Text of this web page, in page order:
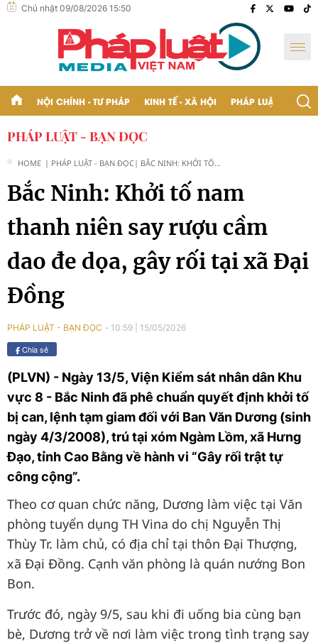
Chủ nhật 09/08/2026 15:50
NỘI CHÍNH - TƯ PHÁP KINH TẾ - XÃ HỘI PHÁP LUẬT - BẠN
PHÁP LUẬT - BẠN ĐỌC
HOME | PHÁP LUẬT - BẠN ĐỌC| BẮC NINH: KHỞI TỐ
RƯỢU CẦM DAO ĐE
DỌA, GÂY RỐI TẠI XÃ
Bắc Ninh: Khởi tố nam
thanh niên say rượu cầm
dao đe dọa, gây rối tại xã Đại
Đồng
PHÁP LUẬT - BẠN ĐỌC 10:59 15/05/2026
Chia sẻ
(PLVN) - Ngày 13/5, Viện Kiểm sát nhân dân Khu
vực 8 - Bắc Ninh đã phê chuẩn quyết định khởi tố
bị can, lệnh tạm giam đối với Ban Văn Dương (sinh
ngày 4/3/2008), trú tại xóm Ngàm Lồm, xã Hưng
Đạo, tỉnh Cao Bằng về hành vi “Gây rối trật tự
công cộng”.
Theo cơ quan chức năng, Dương làm việc tại Văn
phòng tuyển dụng TH Vina do chị Nguyễn Thị
Thùy Tr. làm chủ, có địa chỉ tại thôn Đại Thượng,
xã Đại Đồng. Cạnh văn phòng là quán nướng Bon
Bon.
Trước đó, ngày 9/5, sau khi đi uống bia cùng bạn
bè, Dương trở về nơi làm việc trong tình trạng say